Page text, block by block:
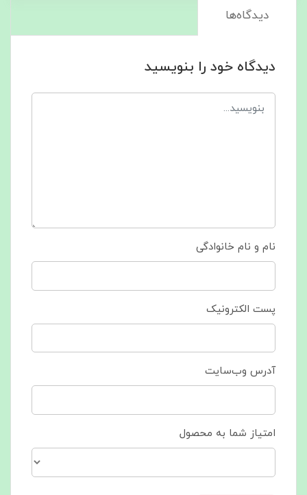
دیدگاه‌ها
دیدگاه خود را بنویسید
نام و نام خانوادگی
پست الکترونیک
آدرس وب‌سایت
امتیاز شما به محصول